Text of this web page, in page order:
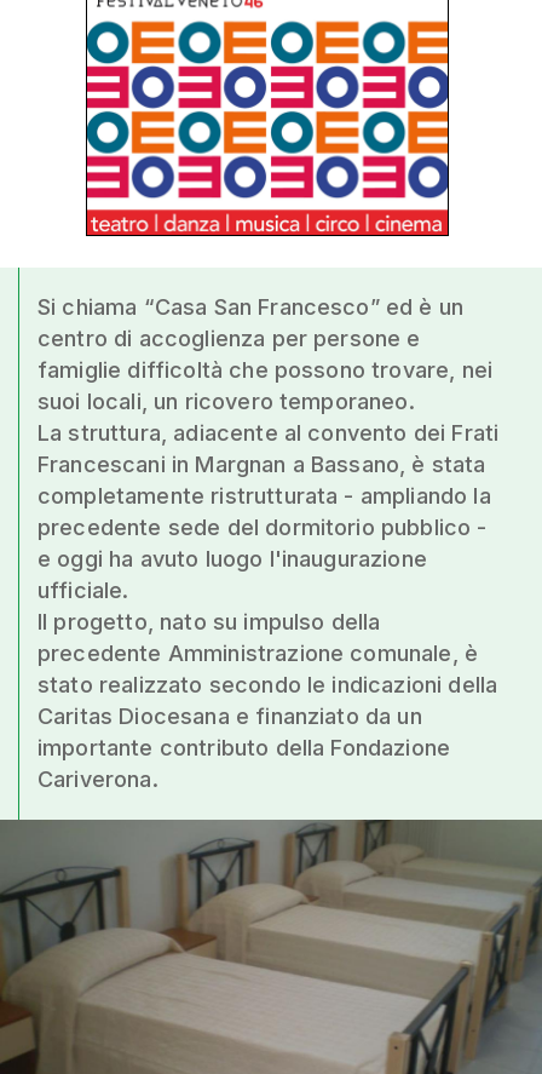
Si chiama “Casa San Francesco” ed è un
centro di accoglienza per persone e
famiglie difficoltà che possono trovare, nei
suoi locali, un ricovero temporaneo.
La struttura, adiacente al convento dei Frati
Francescani in Margnan a Bassano, è stata
completamente ristrutturata - ampliando la
precedente sede del dormitorio pubblico -
e oggi ha avuto luogo l'inaugurazione
ufficiale.
Il progetto, nato su impulso della
precedente Amministrazione comunale, è
stato realizzato secondo le indicazioni della
Caritas Diocesana e finanziato da un
importante contributo della Fondazione
Cariverona.